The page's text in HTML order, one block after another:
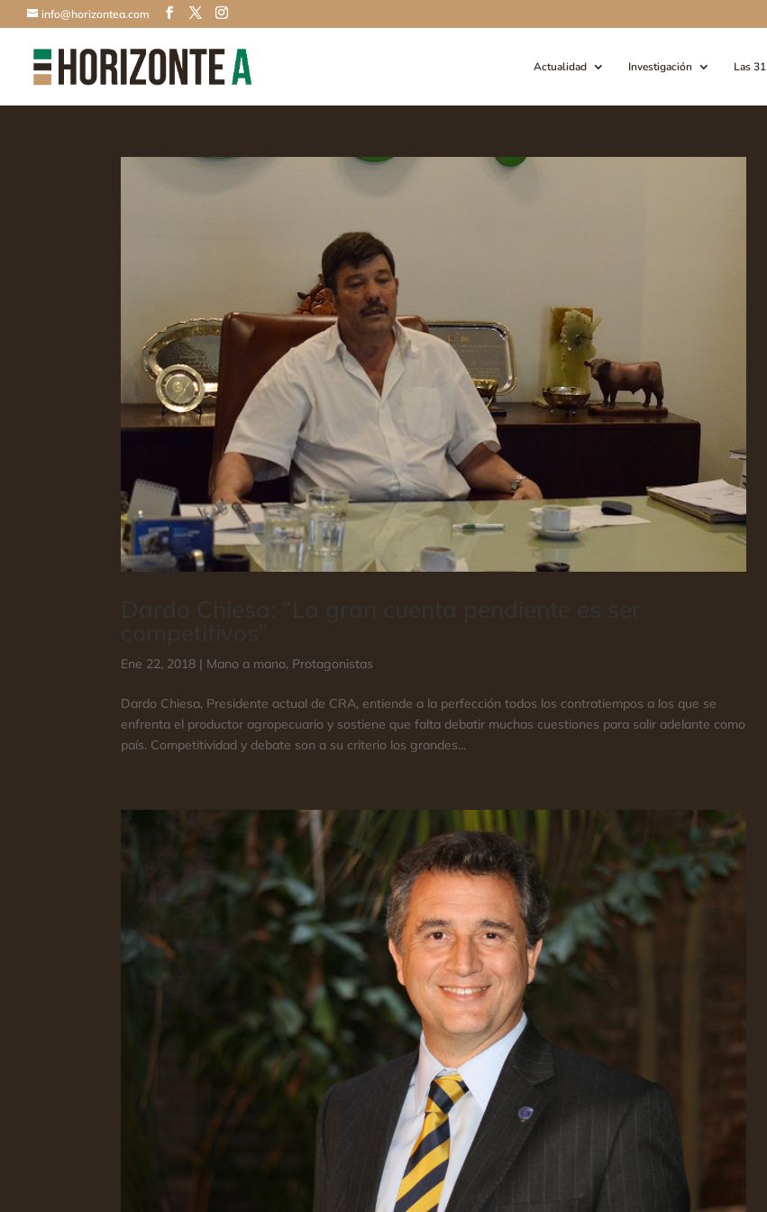
info@horizontea.com
Actualidad Investigación Las 31
Ene 22, 2018 | Mano a mano, Protagonistas
Dardo Chiesa, Presidente actual de CRA, entiende a la perfección todos los contratiempos a los que se
enfrenta el productor agropecuario y sostiene que falta debatir muchas cuestiones para salir adelante como
país. Competitividad y debate son a su criterio los grandes...